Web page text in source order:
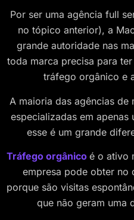
Por ser uma agência full
no tópico anterior), a
grande autoridade nas
toda marca precisa para
tráfego orgânico e
A maioria das agências de
especializadas em apenas
esse é um grande
Tráfego orgânico é o ativo
empresa pode obter no
porque são visitas
que não geram uma